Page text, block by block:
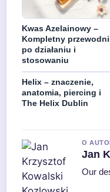
Kwas Azelainowy –
Kompletny
po działaniu i
stosowaniu
Helix – znaczenie,
anatomia, piercing i
The Helix Dublin
O
Jan
Our